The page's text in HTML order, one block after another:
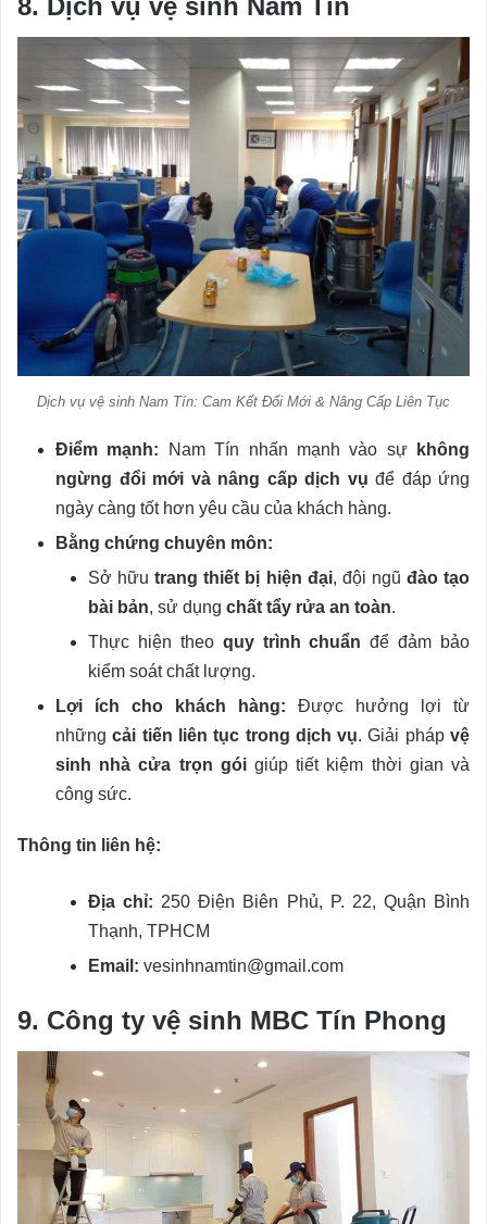
8. Dịch vụ vệ sinh Nam Tín
Dịch vụ vệ sinh Nam Tín: Cam Kết Đổi Mới & Nâng Cấp Liên Tục
Điểm mạnh: Nam Tín nhấn mạnh vào sự
không
ngừng đổi mới và nâng cấp dịch vụ để đáp ứng
ngày càng tốt hơn yêu cầu của khách hàng.
Bằng chứng chuyên môn:
Sở hữutrang thiết bị hiện đại, đội ngũ đào tạo
bài bản, sử dụng chất tẩy rửa an toàn.
Thực hiện theo quy trình chuẩn để đảm bảo
kiểm soát chất lượng.
Lợi ích cho khách hàng: Được hưởng lợi từ
nhữngcải tiến liên tục trong dịch vụ. Giải phápvệ
sinh nhà cửa trọn góigiúp tiết kiệm thời gian và
công sức.
Thông tin liên hệ:
Địa chỉ: 250 Điện Biên Phủ, P. 22, Quận Bình
Thạnh, TPHCM
Email: vesinhnamtin@gmail.com
9. Công ty vệ sinh MBC Tín Phong